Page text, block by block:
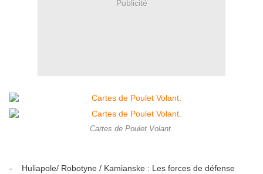
Publicité
Cartes de Poulet Volant.
- Huliapole/ Robotyne / Kamianske : Les forces de défense